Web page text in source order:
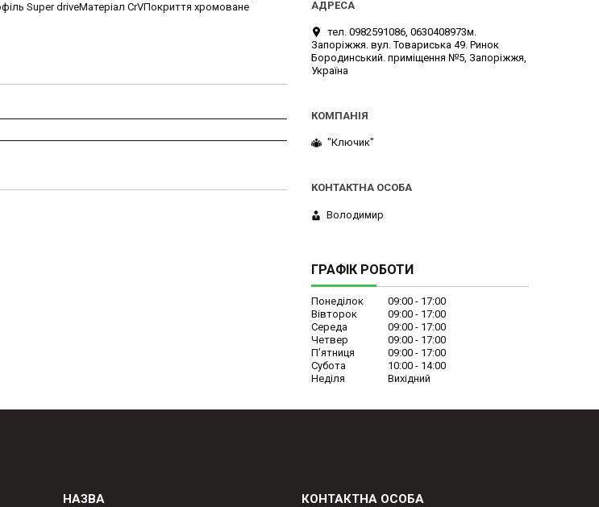
Super driveМатеріал CrVПокриття хромоване
тел. 0982591086, 0630408973м.
Запоріжжя. вул. Товариська 49. Ринок
Бородинський. приміщення №5, Запоріжжя,
Україна
"Ключик"
Володимир
ГРАФІК РОБОТИ
Понеділок 09:00
17:00
Вівторок
09:00
17:00
Середа
09:00
17:00
Четвер
09:00
17:00
Пʼятниця
09:00
17:00
Субота
10:00
14:00
Неділя
Вихідний